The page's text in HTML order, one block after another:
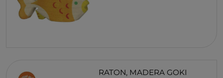
RATON, MADERA GOKI